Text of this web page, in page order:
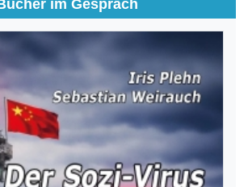
im Gespräch